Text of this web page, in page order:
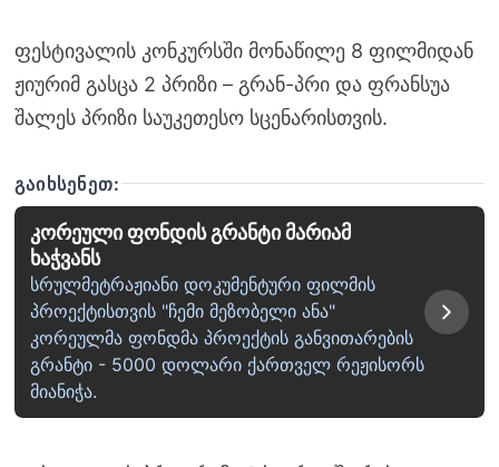
ფესტივალის კონკურსში მონაწილე 8 ფილმიდან
ჟიურიმ გასცა 2 პრიზი – გრან-პრი და ფრანსუა
შალეს პრიზი საუკეთესო სცენარისთვის.
ᲒᲐᲘᲮᲡᲔᲜᲔᲗ:
კორეული ფონდის გრანტი მარიამ
ხაჭვანს
სრულმეტრაჟიანი დოკუმენტური ფილმის
პროექტისთვის "ჩემი მეზობელი ანა"
კორეულმა ფონდმა პროექტის განვითარების
გრანტი - 5000 დოლარი ქართველ რეჟისორს
მიანიჭა.